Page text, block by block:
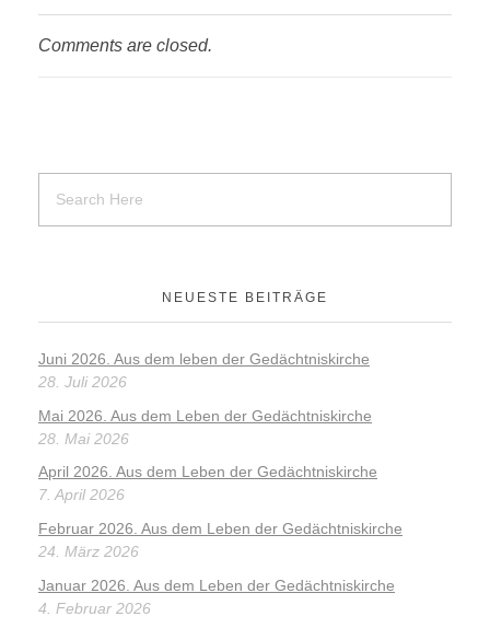
k
ni
ki
Comments are closed.
NEUESTE BEITRÄGE
Juni 2026. Aus dem leben der Gedächtniskirche
28. Juli 2026
Mai 2026. Aus dem Leben der Gedächtniskirche
28. Mai 2026
April 2026. Aus dem Leben der Gedächtniskirche
7. April 2026
Februar 2026. Aus dem Leben der Gedächtniskirche
24. März 2026
Januar 2026. Aus dem Leben der Gedächtniskirche
4. Februar 2026